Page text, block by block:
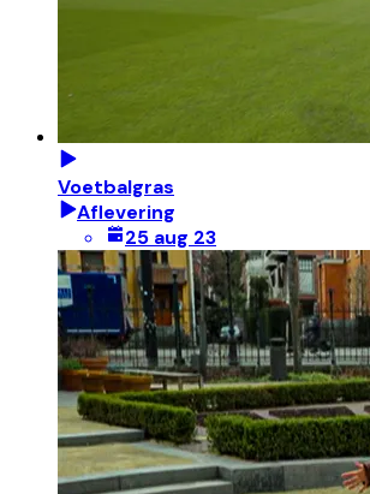
Voetbalgras
Aflevering
25 aug 23